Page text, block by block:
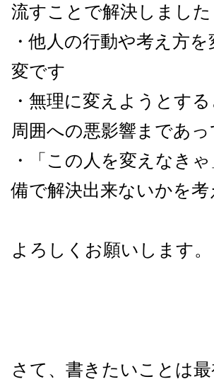
流すことで解決しました
・他人の行動や考え方
変です
・無理に変えようとす
周囲への悪影響まであ
・「この人を変えなき
備で解決出来ないかを
よろしくお願いします。
さて、書きたいことは